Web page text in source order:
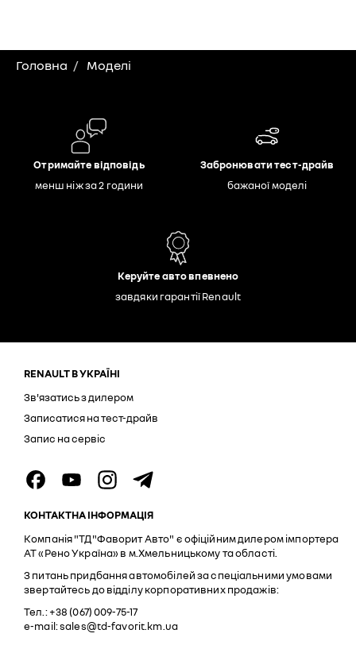
Головна Моделі
Отримайте відповідь
менш ніж за 2 години
Забронювати тест-драйв
бажаної моделі
Керуйте авто впевнено
завдяки гарантії Renault
RENAULT В УКРАЇНІ
Зв'язатись з дилером
Записатися на тест-драйв
Запис на сервіс
КОНТАКТНА ІНФОРМАЦІЯ
Компанія "ТД"Фаворит Авто" є офіційним дилером імпортера
АТ «Рено Україна» в м.Хмельницькому та області.
З питань придбання автомобілей за спеціальними умовами
звертайтесь до відділу корпоративних продажів:
Тел.: +38 (067) 009-75-17
e-mail: sales@td-favorit.km.ua